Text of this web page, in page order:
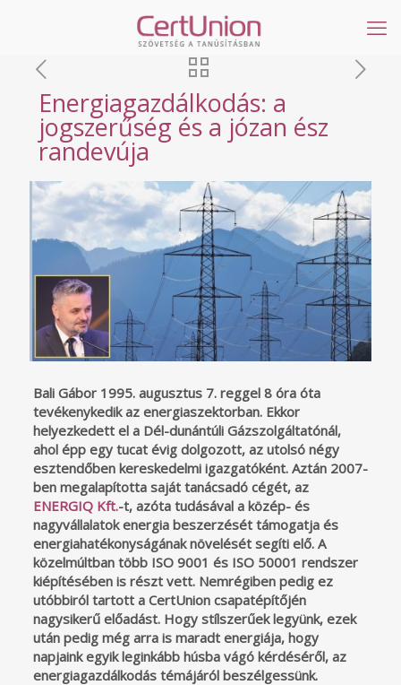
Energiagazdálkodás: a
jogszerűség és a józan ész
randevúja
Bali Gábor 1995. augusztus 7. reggel 8 óra óta
tevékenykedik az energiaszektorban. Ekkor
helyezkedett el a Dél-dunántúli Gázszolgáltatónál,
ahol épp egy tucat évig dolgozott, az utolsó négy
esztendőben kereskedelmi igazgatóként. Aztán 2007-
ben megalapította saját tanácsadó cégét, az
ENERGIQ Kft.-t, azóta tudásával a közép- és
nagyvállalatok energia beszerzését támogatja és
energiahatékonyságának növelését segíti elő. A
közelmúltban több ISO 9001 és ISO 50001 rendszer
kiépítésében is részt vett. Nemrégiben pedig ez
utóbbiról tartott a CertUnion csapatépítőjén
nagysikerű előadást. Hogy stílszerűek legyünk, ezek
után pedig még arra is maradt energiája, hogy
napjaink egyik leginkább húsba vágó kérdéséről, az
energiagazdálkodás témájáról beszélgessünk.